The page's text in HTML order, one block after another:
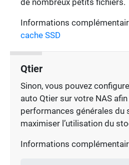
Informations
cache SSD
Qtier
Sinon, vous pouvez
auto Qtier sur votre NAS
performances générales du
maximiser l’utilisation du
Informations